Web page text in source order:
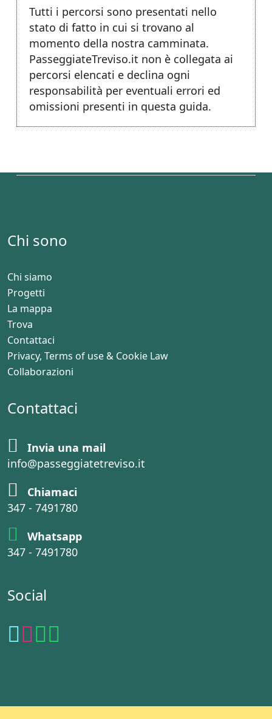
Tutti i percorsi sono presentati nello
stato di fatto in cui si trovano al
momento della nostra camminata.
PasseggiateTreviso.it non è collegata ai
percorsi elencati e declina ogni
responsabilità per eventuali errori ed
omissioni presenti in questa guida.
Chi sono
Chi siamo
Progetti
La mappa
Trova
Contattaci
Privacy, Terms of use & Cookie Law
Collaborazioni
Contattaci
Invia una mail
info@passeggiatetreviso.it
Chiamaci
347 - 7491780
Whatsapp
347 - 7491780
Social